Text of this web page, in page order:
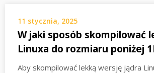
11 stycznia, 2025
W jaki sposób skompilować
Linuxa do rozmiaru poniżej
Aby skompilować lekką wersję jądra